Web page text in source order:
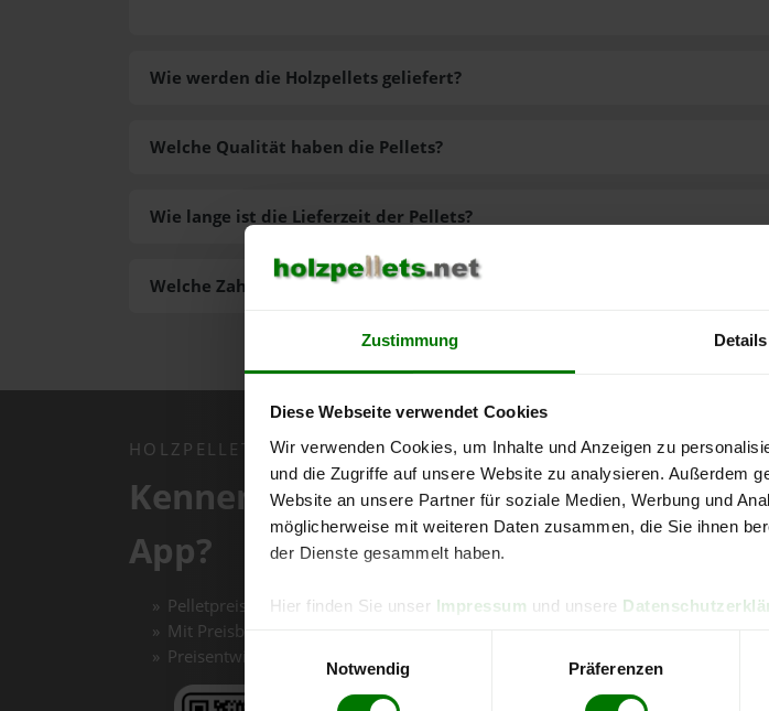
Zustimmung Details
Diese Webseite verwendet Cookies
Wir verwenden Cookies, um Inhalte und Anzeigen zu
und die Zugriffe auf unsere Website zu analysieren. Außerdem
Website an unsere Partner für soziale Medien, Werbung und
möglicherweise mit weiteren Daten zusammen, die Sie ihnen
der Dienste gesammelt haben.
Hier finden Sie unser Impressum und unsere
Notwendig
Präferenzen
Wie werden die Holzpellets geliefert?
Welche Zahlungsarten gibt es?
Welche Qualität haben die Pellets?
Wie lange ist die Lieferzeit der Pellets?
HOLZPELLETS.NET APP
Kennen Sie schon unsere kostenlose
App?
Pelletpreise mit einem Klick vergleichen und direkt online bestellen
Mit Preisbenachrichtigungen immer auf dem aktuellen Stand
Preisentwicklungen im Chart einfach nachverfolgen